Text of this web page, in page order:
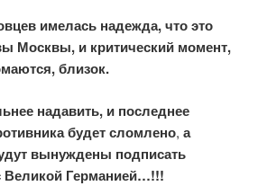
имелась надежда, что это
Москвы, и критический момент,
близок.
надавить, и последнее
будет сломлено, а
вынуждены подписать
Великой Германией…!!!